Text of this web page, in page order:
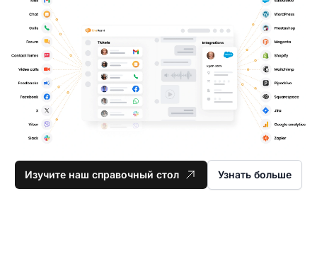
Изучите наш справочный стол Узнать больше